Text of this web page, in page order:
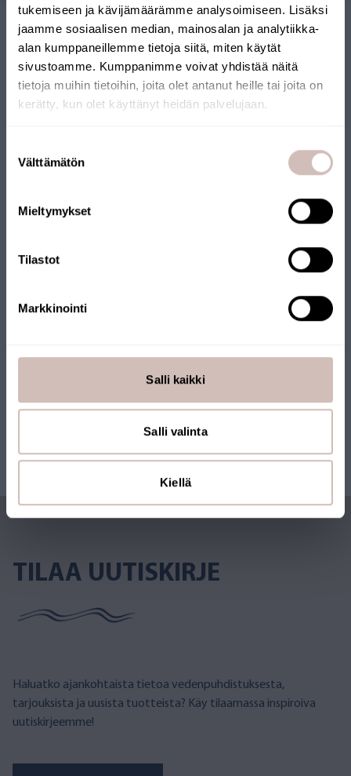
tukemiseen ja kävijämäärämme analysoimiseen. Lisäksi
jaamme sosiaalisen median, mainosalan ja analytiikka-
alan kumppaneillemme tietoja siitä, miten käytät
sivustoamme. Kumppanimme voivat yhdistää näitä
tietoja muihin tietoihin, joita olet antanut heille tai joita on
kerätty, kun olet käyttänyt heidän palvelujaan.
valinta
Välttämätön
Mieltymykset
Tilastot
Markkinointi
Salli kaikki
Salli valinta
Kiellä
VERKKOKAUPPA
Verkkokaupallemme on myönnetty Avainlippu-merkki.
Avainlippu-merkki.
TILAA UUTISKIRJE
Haluatko ajankohtaista tietoa vedenpuhdistuksesta,
tarjouksista ja uusista tuotteista? Käy tilaamassa inspiroiva
uutiskirjeemme!